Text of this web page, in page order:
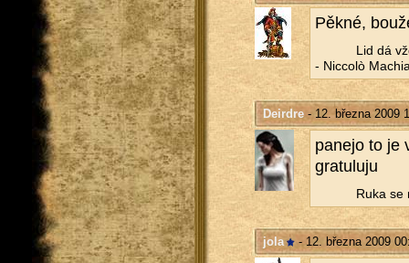
Pěkné,
Lid dá
- Nic­colò
Deirdre- 12. března 2009
pa­nejo to je
gra­tu­lu­ju
Ruka se
jola - 12. března 2009